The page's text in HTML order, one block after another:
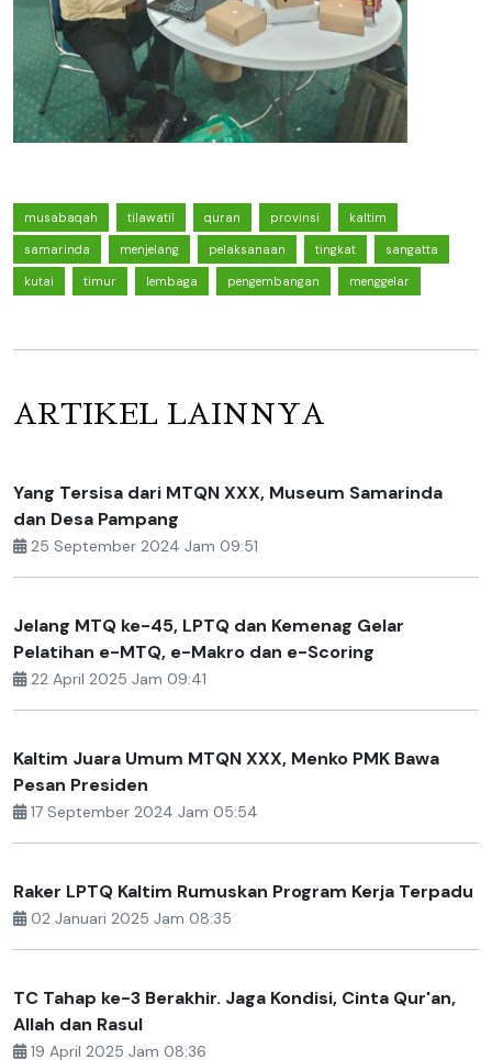
musabaqah tilawatil quran provinsi kaltim
samarinda menjelang pelaksanaan tingkat sangatta
kutai timur lembaga pengembangan menggelar
ARTIKEL LAINNYA
Yang Tersisa dari MTQN XXX, Museum Samarinda
dan Desa Pampang
25 September 2024 Jam 09:51
Jelang MTQ ke-45, LPTQ dan Kemenag Gelar
Pelatihan e-MTQ, e-Makro dan e-Scoring
22 April 2025 Jam 09:41
Kaltim Juara Umum MTQN XXX, Menko PMK Bawa
Pesan Presiden
17 September 2024 Jam 05:54
Raker LPTQ Kaltim Rumuskan Program Kerja Terpadu
02 Januari 2025 Jam 08:35
TC Tahap ke-3 Berakhir. Jaga Kondisi, Cinta Qur'an,
Allah dan Rasul
19 April 2025 Jam 08:36